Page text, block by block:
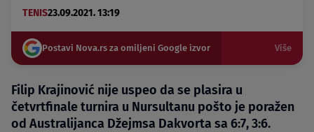
TENIS23.09.2021. 13:19
Postavi Nova.rs za omiljeni Google izvor Više
Filip Krajinović nije uspeo da se plasira u
četvrtfinale turnira u Nursultanu pošto je poražen
od Australijanca Džejmsa Dakvorta sa 6:7, 3:6.